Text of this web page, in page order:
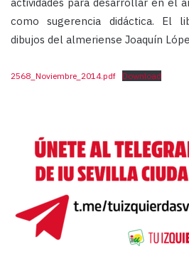
como sugerencia didáctica. El
dibujos del almeriense Joaquín
2568_Noviembre_2014.pdf Download